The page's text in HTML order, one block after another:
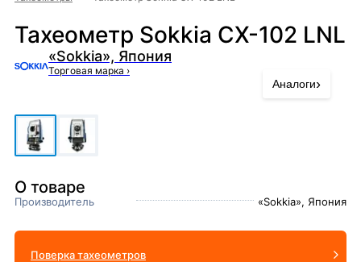
Тахеометр Sokkia CX-102 LNL
«Sokkia», Япония
Торговая марка ›
Аналоги›
О товаре
Производитель «Sokkia», Япония
Поверка тахеометров